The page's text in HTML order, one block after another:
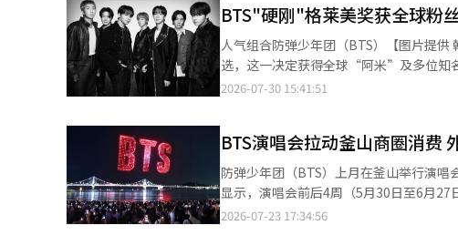
BTS"硬刚"格莱美奖获全球粉
人气组合防弹少年团（BTS）【图片提供 韩联社】 人气组合防弹少年团（BTS）日前宣布将不参
选，这一决定获得全球“阿米”及多位知名人士的声援支持。 据音乐界30日消息
《Aliens》在全球粉丝的集体助力下，登
是特别之处”的理念，鼓励人们坚持自我，不必迎合外界标准。 歌曲中还
亚洲艺人成就的回应，其中一句“只有
乐及亚洲艺人的刻板印象。 《Aliens》此次意外登顶，不仅体现了全球粉丝对歌曲内容的认可，更是阿米对BTS“不
应以语言和地域划分音乐”这一理念的积
持。 BTS在每逢重大活动节点时，全球各国阿米都会通过串流播放、数字购买等方式表达支持。去年12月，在组合即
2026-07-30 15:41:51
BTS演唱会拉动釜山商圈消费
防弹少年团（BTS）上月在釜山举行演唱会，带动当地消费市场
显示，演唱会前后4周（5月30日至6月
（0.4%）和首尔（0.3%）同期水平。显示大型文化活
2026-07-23 17:34:56